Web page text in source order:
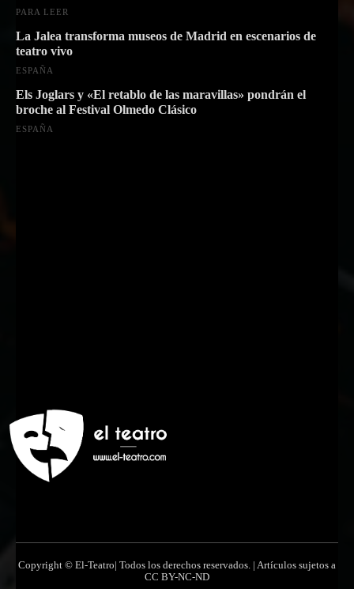
PARA LEER
La Jalea transforma museos de Madrid en escenarios de
teatro vivo
ESPAÑA
Els Joglars y «El retablo de las maravillas» pondrán el
broche al Festival Olmedo Clásico
ESPAÑA
Copyright © El-Teatro| Todos los derechos reservados. | Artículos sujetos a
CC BY-NC-ND